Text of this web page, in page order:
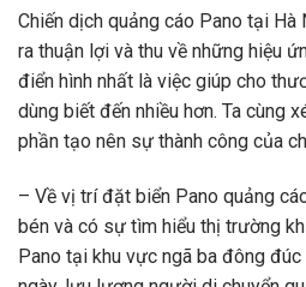
Chiến dịch quảng cáo Pano tại Hà
ra thuận lợi và thu về những hiệu
điển hình nhất là việc giúp cho
dùng biết đến nhiều hơn. Ta cùng
phần tạo nên sự thành công của
– Về vị trí đặt biển Pano quảng
bén và có sự tìm hiểu thị trường
Pano tại khu vực ngã ba đông